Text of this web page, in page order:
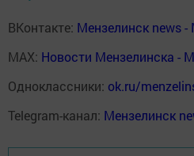
ВКонтакте: Мензелинск news
MAX: Новости Мензелинска -
Одноклассники: ok.ru/
Telegram-канал: Мензелинск